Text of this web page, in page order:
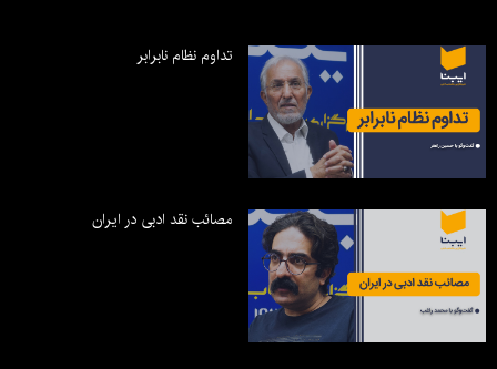
تداوم نظام نابرابر
مصائب نقد ادبی در ایران